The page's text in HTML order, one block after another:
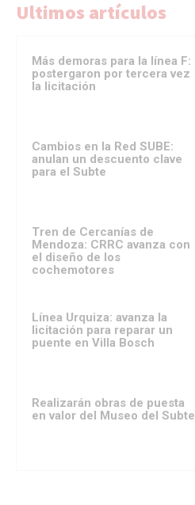
Ultimos artículos
Más demoras para la línea F:
postergaron por tercera vez
la licitación
Cambios en la Red SUBE:
anulan un descuento clave
para el Subte
Tren de Cercanías de
Mendoza: CRRC avanza con
el diseño de los
cochemotores
Línea Urquiza: avanza la
licitación para reparar un
puente en Villa Bosch
Realizarán obras de puesta
en valor del Museo del Subte